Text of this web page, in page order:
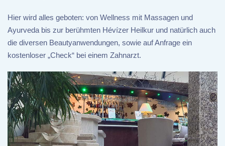
Hier wird alles geboten: von Wellness mit Massagen und
Ayurveda bis zur berühmten Hévízer Heilkur und natürlich auch
die diversen Beautyanwendungen, sowie auf Anfrage ein
kostenloser „Check“ bei einem Zahnarzt.